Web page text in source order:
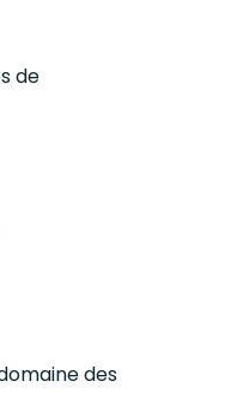
de
des